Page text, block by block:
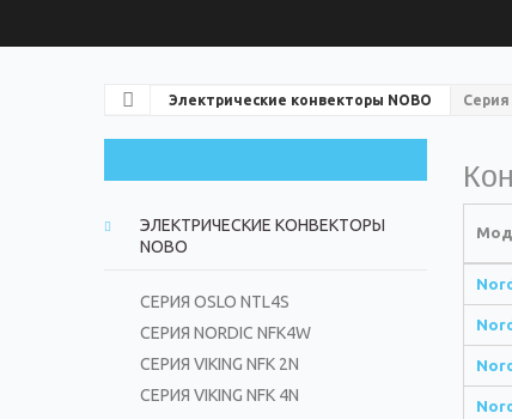
Электрические конвекторы NOBO Серия
ЭЛЕКТРИЧЕСКИЕ КОНВЕКТОРЫ
NOBO
СЕРИЯ OSLO NTL4S
СЕРИЯ NORDIC NFK4W
СЕРИЯ VIKING NFK 2N
СЕРИЯ VIKING NFK 4N